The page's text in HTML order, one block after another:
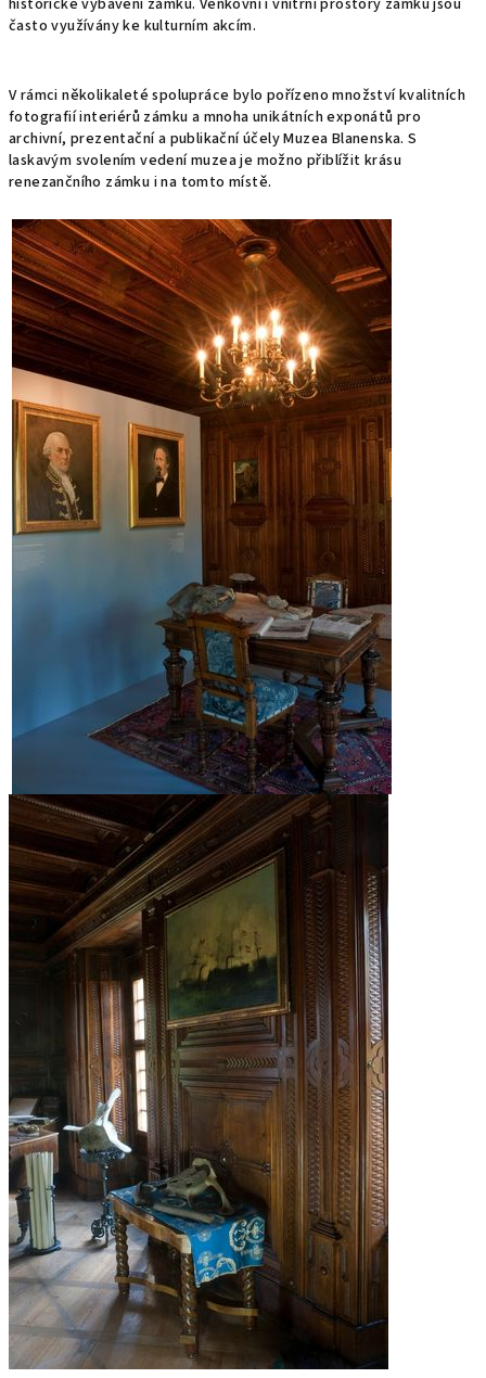
často využívány ke kulturním akcím.
V rámci několikaleté spolupráce bylo pořízeno množství kvalitních
fotografií interiérů zámku a mnoha unikátních exponátů pro
archivní, prezentační a publikační účely Muzea Blanenska. S
laskavým svolením vedení muzea je možno přiblížit krásu
renezančního zámku i na tomto místě.